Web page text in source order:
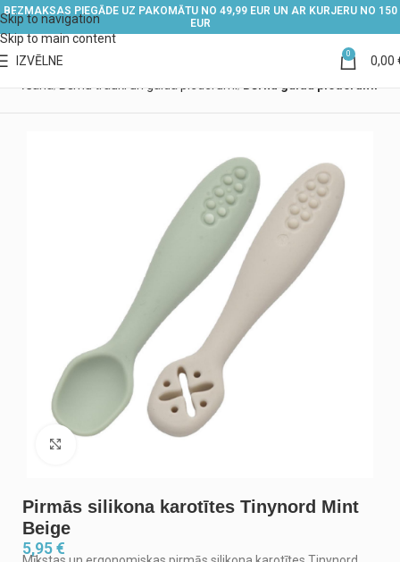
Skip to navigation
Skip to main content
BEZMAKSAS PIEGĀDE UZ PAKOMĀTU NO 49,99 EUR UN AR KURJERU NO 150
EUR
IZVĒLNE 0 0,00
Pirmās silikona karotītes Tinynord Mint
Beige
5,95€